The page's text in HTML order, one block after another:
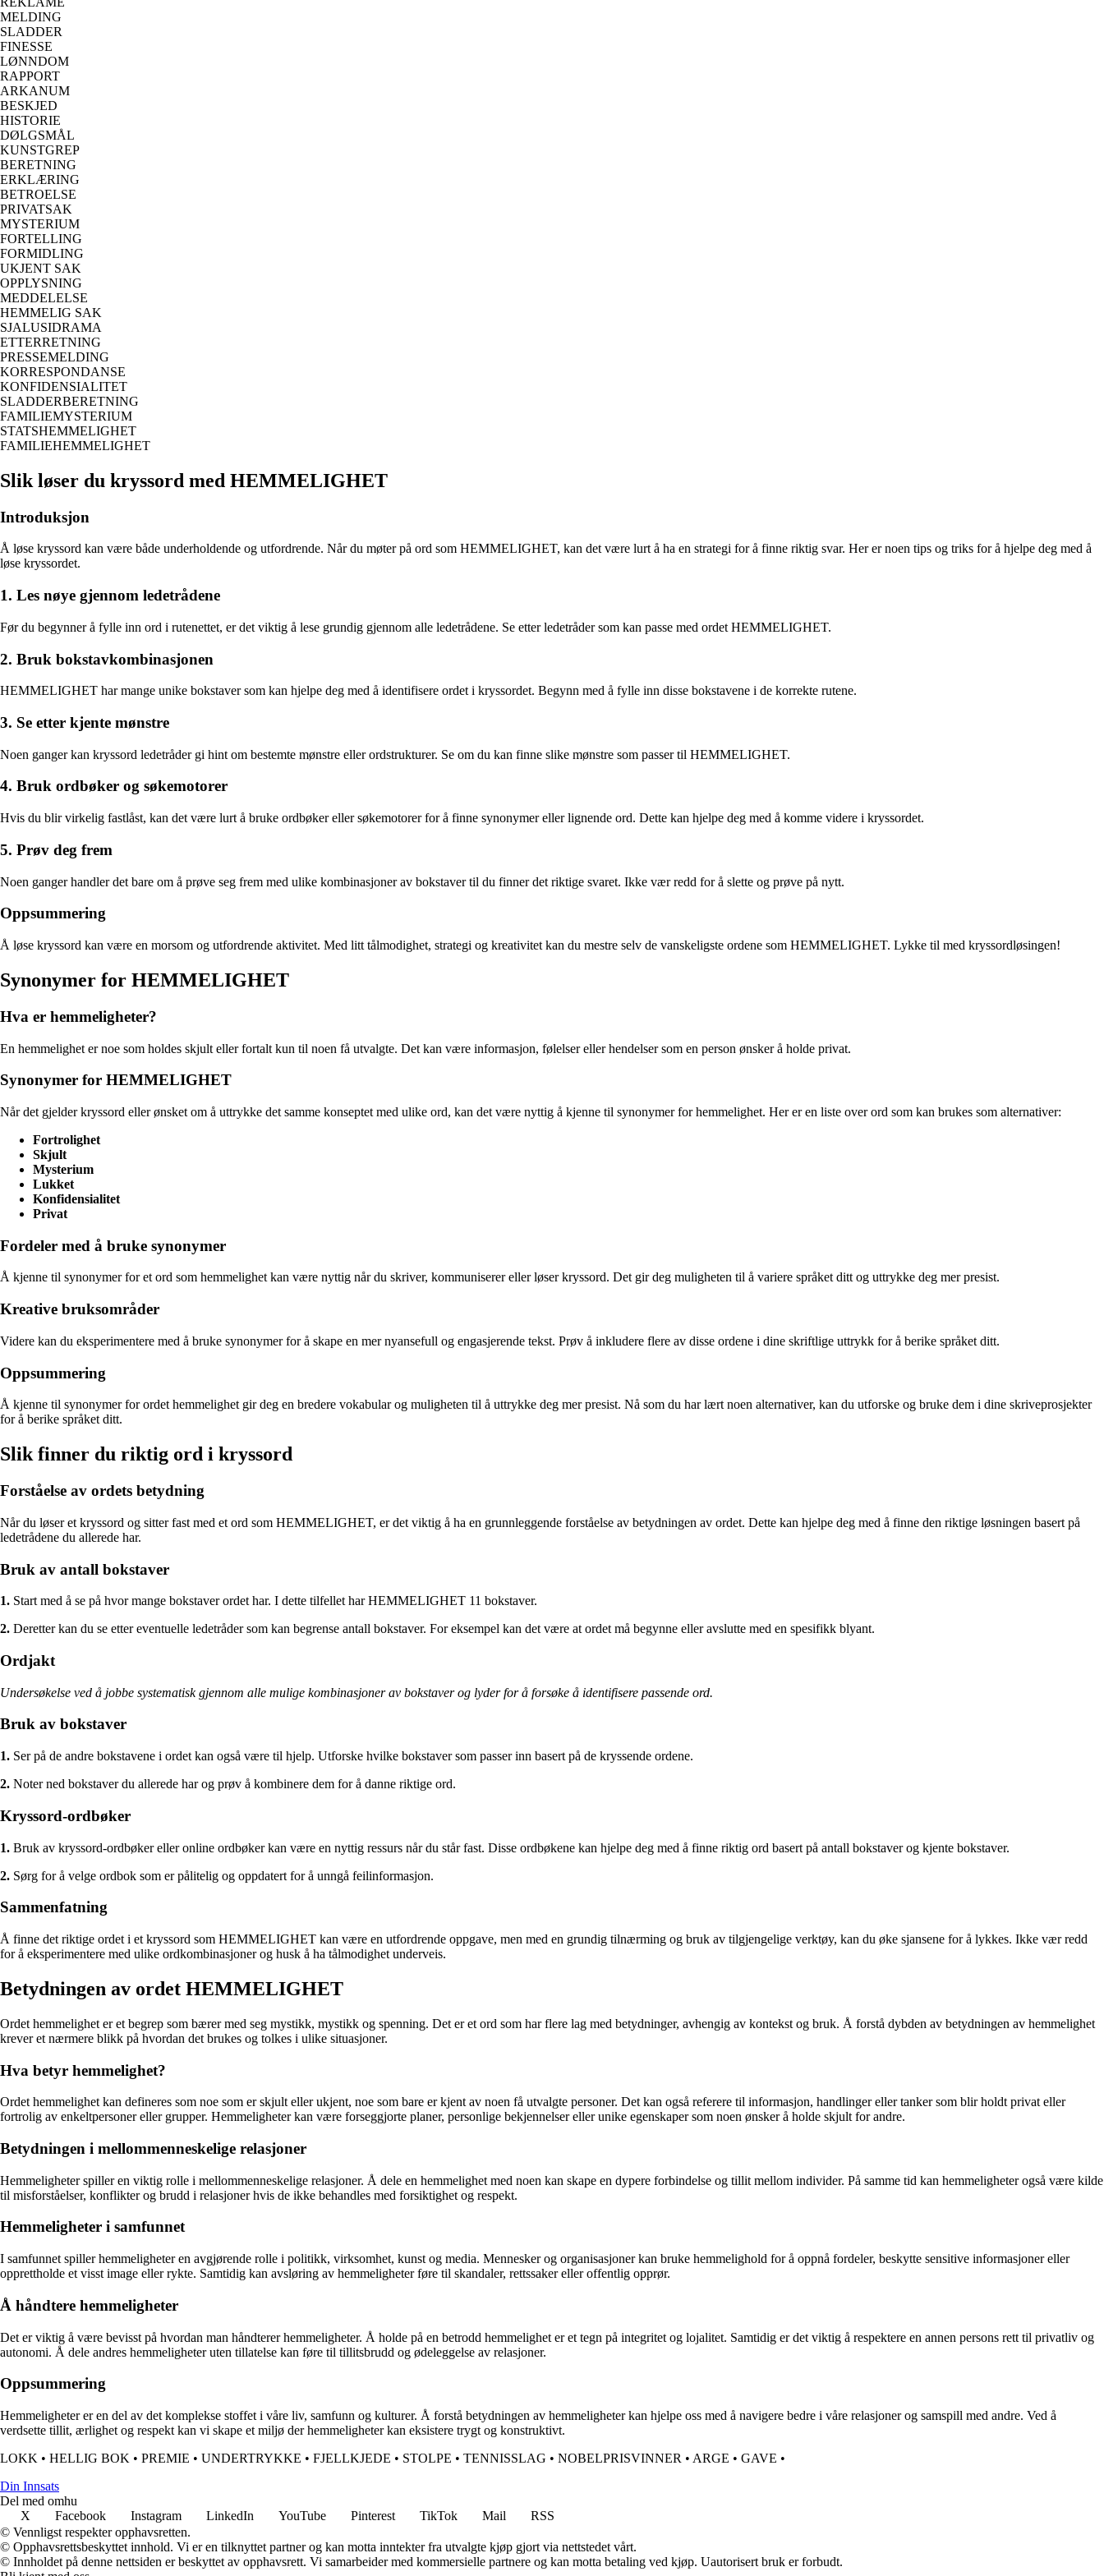
MELDING
SLADDER
FINESSE
LØNNDOM
RAPPORT
ARKANUM
BESKJED
HISTORIE
DØLGSMÅL
KUNSTGREP
BERETNING
ERKLÆRING
BETROELSE
PRIVATSAK
MYSTERIUM
FORTELLING
FORMIDLING
UKJENT SAK
OPPLYSNING
MEDDELELSE
HEMMELIG SAK
SJALUSIDRAMA
ETTERRETNING
PRESSEMELDING
KORRESPONDANSE
KONFIDENSIALITET
SLADDERBERETNING
FAMILIEMYSTERIUM
STATSHEMMELIGHET
FAMILIEHEMMELIGHET
Slik løser du kryssord med HEMMELIGHET
Introduksjon
Å løse kryssord kan være både underholdende og utfordrende. Når du møter på ord som HEMMELIGHET, kan det være lurt å ha en strategi for å finne riktig svar. Her er noen tips og triks for å hjelpe deg med å
løse kryssordet.
1. Les nøye gjennom ledetrådene
Før du begynner å fylle inn ord i rutenettet, er det viktig å lese grundig gjennom alle ledetrådene. Se etter ledetråder som kan passe med ordet HEMMELIGHET.
2. Bruk bokstavkombinasjonen
HEMMELIGHET har mange unike bokstaver som kan hjelpe deg med å identifisere ordet i kryssordet. Begynn med å fylle inn disse bokstavene i de korrekte rutene.
3. Se etter kjente mønstre
Noen ganger kan kryssord ledetråder gi hint om bestemte mønstre eller ordstrukturer. Se om du kan finne slike mønstre som passer til HEMMELIGHET.
4. Bruk ordbøker og søkemotorer
Hvis du blir virkelig fastlåst, kan det være lurt å bruke ordbøker eller søkemotorer for å finne synonymer eller lignende ord. Dette kan hjelpe deg med å komme videre i kryssordet.
5. Prøv deg frem
Noen ganger handler det bare om å prøve seg frem med ulike kombinasjoner av bokstaver til du finner det riktige svaret. Ikke vær redd for å slette og prøve på nytt.
Oppsummering
Å løse kryssord kan være en morsom og utfordrende aktivitet. Med litt tålmodighet, strategi og kreativitet kan du mestre selv de vanskeligste ordene som HEMMELIGHET. Lykke til med kryssordløsingen!
Synonymer for HEMMELIGHET
Hva er hemmeligheter?
En hemmelighet er noe som holdes skjult eller fortalt kun til noen få utvalgte. Det kan være informasjon, følelser eller hendelser som en person ønsker å holde privat.
Synonymer for HEMMELIGHET
Når det gjelder kryssord eller ønsket om å uttrykke det samme konseptet med ulike ord, kan det være nyttig å kjenne til synonymer for hemmelighet. Her er en liste over ord som kan brukes som alternativer:
Fortrolighet
Skjult
Mysterium
Lukket
Konfidensialitet
Privat
Fordeler med å bruke synonymer
Å kjenne til synonymer for et ord som hemmelighet kan være nyttig når du skriver, kommuniserer eller løser kryssord. Det gir deg muligheten til å variere språket ditt og uttrykke deg mer presist.
Kreative bruksområder
Videre kan du eksperimentere med å bruke synonymer for å skape en mer nyansefull og engasjerende tekst. Prøv å inkludere flere av disse ordene i dine skriftlige uttrykk for å berike språket ditt.
Oppsummering
Å kjenne til synonymer for ordet hemmelighet gir deg en bredere vokabular og muligheten til å uttrykke deg mer presist. Nå som du har lært noen alternativer, kan du utforske og bruke dem i dine skriveprosjekter
for å berike språket ditt.
Slik finner du riktig ord i kryssord
Forståelse av ordets betydning
Når du løser et kryssord og sitter fast med et ord som HEMMELIGHET, er det viktig å ha en grunnleggende forståelse av betydningen av ordet. Dette kan hjelpe deg med å finne den riktige løsningen basert på
ledetrådene du allerede har.
Bruk av antall bokstaver
1. Start med å se på hvor mange bokstaver ordet har. I dette tilfellet har HEMMELIGHET 11 bokstaver.
2. Deretter kan du se etter eventuelle ledetråder som kan begrense antall bokstaver. For eksempel kan det være at ordet må begynne eller avslutte med en spesifikk blyant.
Ordjakt
Undersøkelse ved å jobbe systematisk gjennom alle mulige kombinasjoner av bokstaver og lyder for å forsøke å identifisere passende ord.
Bruk av bokstaver
1. Ser på de andre bokstavene i ordet kan også være til hjelp. Utforske hvilke bokstaver som passer inn basert på de kryssende ordene.
2. Noter ned bokstaver du allerede har og prøv å kombinere dem for å danne riktige ord.
Kryssord-ordbøker
1. Bruk av kryssord-ordbøker eller online ordbøker kan være en nyttig ressurs når du står fast. Disse ordbøkene kan hjelpe deg med å finne riktig ord basert på antall bokstaver og kjente bokstaver.
2. Sørg for å velge ordbok som er pålitelig og oppdatert for å unngå feilinformasjon.
Sammenfatning
Å finne det riktige ordet i et kryssord som HEMMELIGHET kan være en utfordrende oppgave, men med en grundig tilnærming og bruk av tilgjengelige verktøy, kan du øke sjansene for å lykkes. Ikke vær redd
for å eksperimentere med ulike ordkombinasjoner og husk å ha tålmodighet underveis.
Betydningen av ordet HEMMELIGHET
Ordet hemmelighet er et begrep som bærer med seg mystikk, mystikk og spenning. Det er et ord som har flere lag med betydninger, avhengig av kontekst og bruk. Å forstå dybden av betydningen av hemmelighet
krever et nærmere blikk på hvordan det brukes og tolkes i ulike situasjoner.
Hva betyr hemmelighet?
Ordet hemmelighet kan defineres som noe som er skjult eller ukjent, noe som bare er kjent av noen få utvalgte personer. Det kan også referere til informasjon, handlinger eller tanker som blir holdt privat eller
fortrolig av enkeltpersoner eller grupper. Hemmeligheter kan være forseggjorte planer, personlige bekjennelser eller unike egenskaper som noen ønsker å holde skjult for andre.
Betydningen i mellommenneskelige relasjoner
Hemmeligheter spiller en viktig rolle i mellommenneskelige relasjoner. Å dele en hemmelighet med noen kan skape en dypere forbindelse og tillit mellom individer. På samme tid kan hemmeligheter også være kilde
til misforståelser, konflikter og brudd i relasjoner hvis de ikke behandles med forsiktighet og respekt.
Hemmeligheter i samfunnet
I samfunnet spiller hemmeligheter en avgjørende rolle i politikk, virksomhet, kunst og media. Mennesker og organisasjoner kan bruke hemmelighold for å oppnå fordeler, beskytte sensitive informasjoner eller
opprettholde et visst image eller rykte. Samtidig kan avsløring av hemmeligheter føre til skandaler, rettssaker eller offentlig opprør.
Å håndtere hemmeligheter
Det er viktig å være bevisst på hvordan man håndterer hemmeligheter. Å holde på en betrodd hemmelighet er et tegn på integritet og lojalitet. Samtidig er det viktig å respektere en annen persons rett til privatliv og
autonomi. Å dele andres hemmeligheter uten tillatelse kan føre til tillitsbrudd og ødeleggelse av relasjoner.
Oppsummering
Hemmeligheter er en del av det komplekse stoffet i våre liv, samfunn og kulturer. Å forstå betydningen av hemmeligheter kan hjelpe oss med å navigere bedre i våre relasjoner og samspill med andre. Ved å
verdsette tillit, ærlighet og respekt kan vi skape et miljø der hemmeligheter kan eksistere trygt og konstruktivt.
LOKK • HELLIG BOK • PREMIE • UNDERTRYKKE • FJELLKJEDE • STOLPE • TENNISSLAG • NOBELPRISVINNER • ARGE • GAVE •
Din Innsats
Del med omhu
X
Facebook Instagram LinkedIn YouTube Pinterest TikTok Mail
RSS
© Vennligst respekter opphavsretten.
© Opphavsrettsbeskyttet innhold. Vi er en tilknyttet partner og kan motta inntekter fra utvalgte kjøp gjort via nettstedet vårt.
© Innholdet på denne nettsiden er beskyttet av opphavsrett. Vi samarbeider med kommersielle partnere og kan motta betaling ved kjøp. Uautorisert bruk er forbudt.